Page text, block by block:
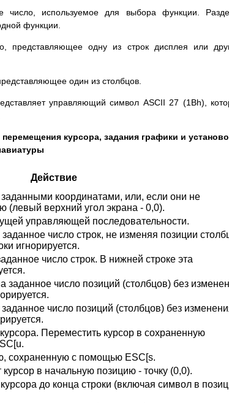
число, используемое для выбора функции.
функции.
представляющее одну из строк дисплея или
один из столбцов.
управляющий символ ASCII 27 (1Bh),
курсора, задания графики и
Действие
координатами, или, если они не
(левый верхний угол экрана - 0,0).
управляющей последовательности.
число строк, не изменяя позиции
игнорируется.
число строк. В нижней строке эта
заданное число позиций (столбцов) без
число позиций (столбцов) без
Переместить курсор в сохраненную
сохраненную с помощью ESC[s.
в начальную позицию - точку (0,0).
до конца строки (включая символ в